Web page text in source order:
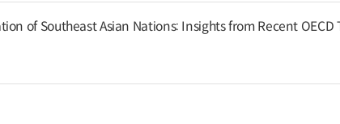
of Southeast Asian Nations: Insights from Recent OECD